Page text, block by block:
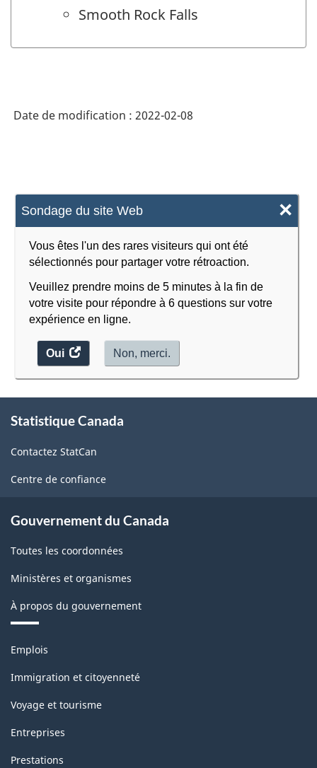
Sondage du site Web ×
Vous êtes l'un des rares visiteurs qui ont été
sélectionnés pour partager votre rétroaction.
Veuillez prendre moins de 5 minutes à la fin de
votre visite pour répondre à 6 questions sur votre
expérience en ligne.
Oui
accéder
au
Non, merci.
Smooth Rock Falls
Date de modification : 2022-02-08
propos
ce
site
Statistique Canada
Contactez StatCan
Centre de confiance
Gouvernement du Canada
Toutes les coordonnées
Ministères et organismes
À propos du gouvernement
Thèmes
sujets
Emplois
Immigration et citoyenneté
Voyage et tourisme
Entreprises
Prestations